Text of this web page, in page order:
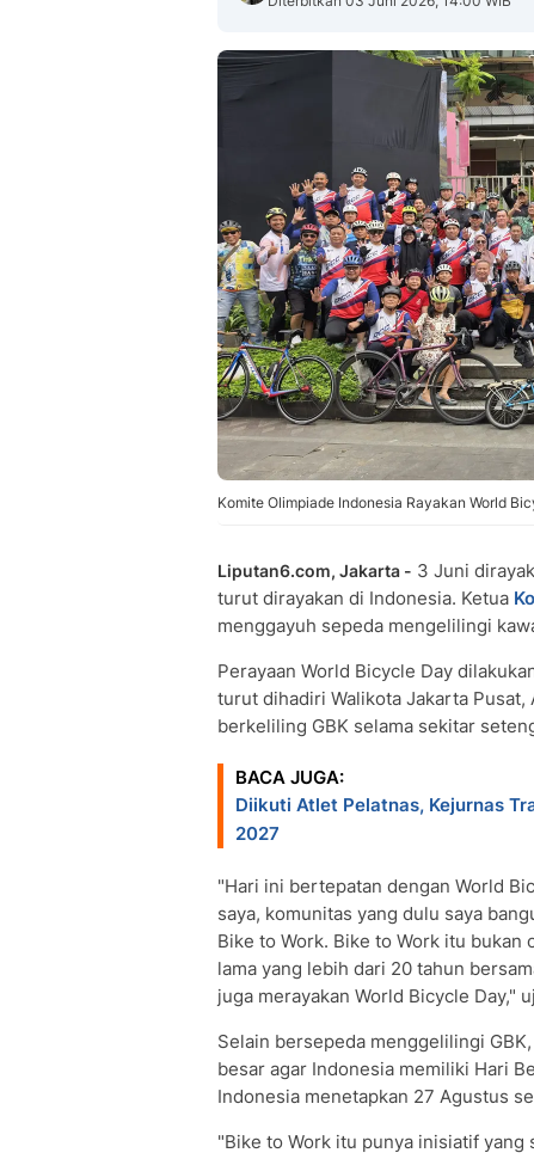
Komite Olimpiade Indonesia Rayakan World
Liputan6.com, Jakarta - 3 Juni
turut dirayakan di Indonesia. Ketua
menggayuh sepeda mengelilingi
Perayaan World Bicycle Day
turut dihadiri Walikota Jakarta
berkeliling GBK selama sekitar
BACA JUGA:
Diikuti Atlet Pelatnas, Kejurnas
2027
"Hari ini bertepatan dengan World
saya, komunitas yang dulu saya
Bike to Work. Bike to Work itu
lama yang lebih dari 20 tahun
juga merayakan World Bicycle Day,"
Selain bersepeda menggelilingi
besar agar Indonesia memiliki Hari
Indonesia menetapkan 27 Agustus
"Bike to Work itu punya inisiatif yang